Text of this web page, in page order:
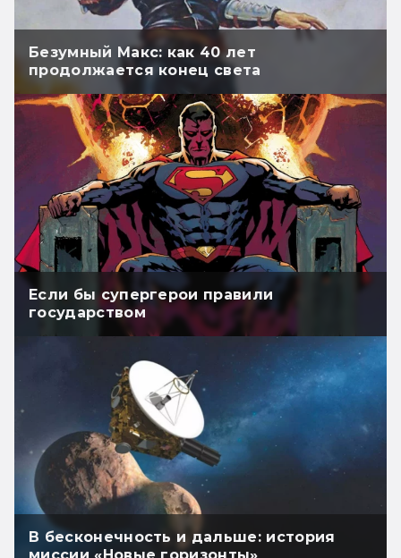
Безумный Макс: как 40 лет
продолжается конец света
Если бы супергерои правили
государством
В бесконечность и дальше: история